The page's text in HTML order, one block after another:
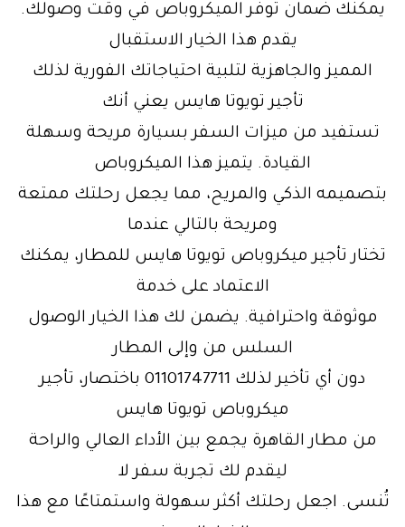
يمكنك ضمان توفر الميكروباص في وقت وصولك.
يقدم هذا الخيار الاستقبال
المميز والجاهزية لتلبية احتياجاتك الفورية لذلك
تأجير تويوتا هايس يعني أنك
تستفيد من ميزات السفر بسيارة مريحة وسهلة
القيادة. يتميز هذا الميكروباص
بتصميمه الذكي والمريح، مما يجعل رحلتك ممتعة
ومريحة بالتالي عندما
تختار تأجير ميكروباص تويوتا هايس للمطار، يمكنك
الاعتماد على خدمة
موثوقة واحترافية. يضمن لك هذا الخيار الوصول
السلس من وإلى المطار
دون أي تأخير لذلك 01101747711 باختصار، تأجير
ميكروباص تويوتا هايس
من مطار القاهرة يجمع بين الأداء العالي والراحة
ليقدم لك تجربة سفر لا
تُنسى. اجعل رحلتك أكثر سهولة واستمتاعًا مع هذا